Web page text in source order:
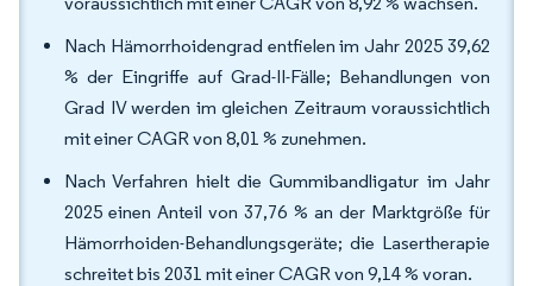
Nach Hämorrhoidengrad entfielen im Jahr 2025 39,62
% der Eingriffe auf Grad-II-Fälle; Behandlungen von
Grad IV werden im gleichen Zeitraum voraussichtlich
mit einer CAGR von 8,01 % zunehmen.
Nach Verfahren hielt die Gummibandligatur im Jahr
2025 einen Anteil von 37,76 % an der Marktgröße für
Hämorrhoiden-Behandlungsgeräte; die Lasertherapie
schreitet bis 2031 mit einer CAGR von 9,14 % voran.